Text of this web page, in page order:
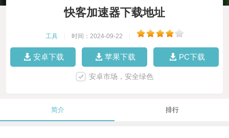
快客加速器下载地址
工具 时间：2024-09-22
安卓下载 苹果下载 PC下载
安卓市场，安全绿色
简介 排行